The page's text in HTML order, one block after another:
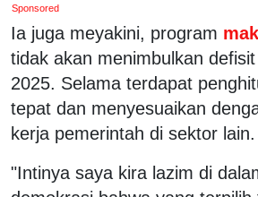
Sponsored
Ia juga meyakini, program
tidak akan menimbulkan
2025. Selama terdapat
tepat dan menyesuaikan
kerja pemerintah di sektor lain.
"Intinya saya kira lazim di